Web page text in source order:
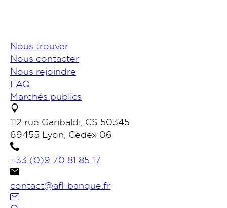
Nous trouver
Nous contacter
Nous rejoindre
FAQ
Marchés publics
112 rue Garibaldi, CS 50345
69455 Lyon, Cedex 06
+33 (0)9 70 81 85 17
contact@afl-banque.fr